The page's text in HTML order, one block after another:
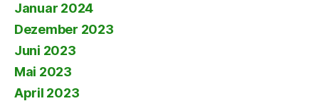
Januar 2024
Dezember 2023
Juni 2023
Mai 2023
April 2023